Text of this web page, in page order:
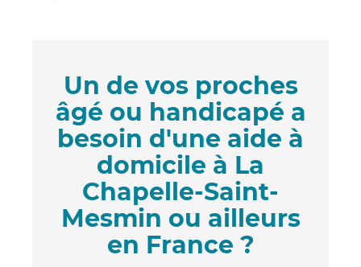
Un de vos proches
âgé ou handicapé a
besoin d'une aide à
domicile à La
Chapelle-Saint-
Mesmin ou ailleurs
en France ?